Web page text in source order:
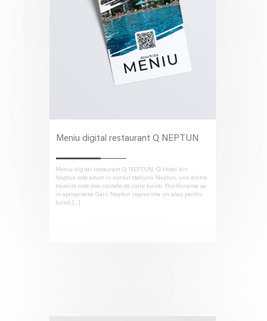
Meniu digital restaurant Q NEPTUN
Meniu digital restaurant Q NEPTUN. Q Hotel din
Neptun este situat in nordul statiunii Neptun, una dintre
locatiile cele mai cautate de catre turisti. Pozitionarea sa
in aproprierea Garii Neptun reprezinta un atuu pentru
turisti,[...]